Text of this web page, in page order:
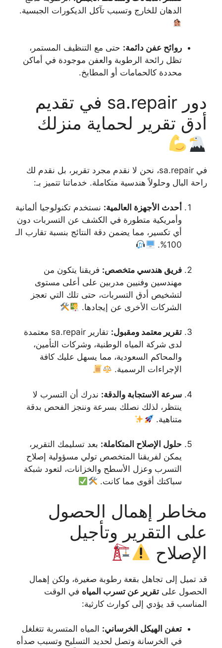
الدهان للخارج وتسبب تآكل الديكورات الجبسية.
روائح عفن دائمة: حتى مع التنظيف المستمر،
تظل رائحة الرطوبة والعفن موجودة في أماكن
محددة كالحمامات أو المطابخ.
دور sa.repair في تقديم
أدق تقرير لحماية منزلك
في sa.repair، نحن لا نقدم مجرد تقرير، بل نقدم لك
راحة البال وحلولاً هندسية متكاملة. خدماتنا تتميز بـ:
أحدث الأجهزة العالمية: نستخدم تكنولوجيا ألمانية
وأمريكية متطورة في الكشف عن التسربات دون
أي تكسير، مما يضمن دقة النتائج بنسبة تقارب الـ
100%.
فريق هندسي متخصص: فريقنا يتكون من
مهندسين وفنيين مدربين على أعلى مستوى
لتشخيص أدق التسربات، حتى تلك التي تعجز
الشركات الأخرى عن إيجادها.
تقرير معتمد ومقبول:
تقارير sa.repair معتمدة
لدى شركة المياه الوطنية، وشركات التأمين،
والمحاكم السعودية، مما يسهل عليك كافة
الإجراءات الرسمية.
سرعة الاستجابة والدقة: ندرك أن التسرب لا
ينتظر، لذلك نصلك بسرعة وننجز الفحص بدقة
متناهية.
حلول الإصلاح المتكاملة: بعد تسليمك التقرير،
يمكن لفريقنا المتخصص تولي مسؤولية إصلاح
التسرب وعزل الأسطح والخزانات، لتعود شبكة
سباكتك أقوى مما كانت.
مخاطر إهمال الحصول
على التقرير وتأجيل
الإصلاح
قد تميل إلى تجاهل بقعة رطوبة صغيرة، ولكن إهمال
الحصول على تقرير عن تسرب المياه في الوقت
المناسب قد يؤدي إلى كوارث كارثية:
تعفن الهيكل الخرساني: المياه المتسربة تتغلغل
في الخرسانة وتصل لحديد التسليح وتسبب صدأه